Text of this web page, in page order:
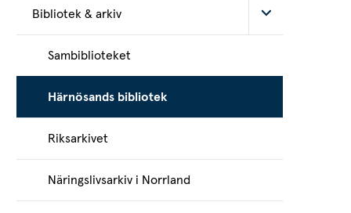
Bibliotek & arkiv
Sambiblioteket
Härnösands bibliotek
Riksarkivet
Näringslivsarkiv i Norrland